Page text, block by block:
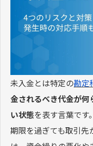
未入金とは特定の勘定
金されるべき代金が
い状態を表す言葉です。
期限を過ぎても取引先